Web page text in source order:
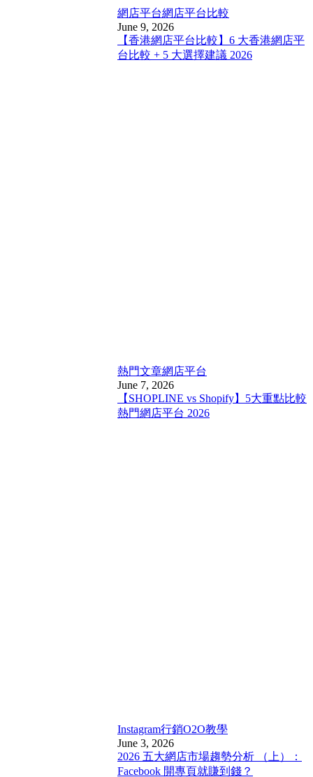
網店平台網店平台比較
June 9, 2026
【香港網店平台比較】6 大香港網店平
台比較 + 5 大選擇建議 2026
熱門文章網店平台
June 7, 2026
【SHOPLINE vs Shopify】5大重點比較
熱門網店平台 2026
Instagram行銷O2O教學
June 3, 2026
2026 五大網店市場趨勢分析 （上）：
Facebook 開專頁就賺到錢？